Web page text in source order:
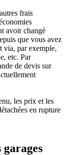
frais
avoir changé
que vous avez
via, par exemple,
etc. Par
de devis sur
les prix et les
en rupture